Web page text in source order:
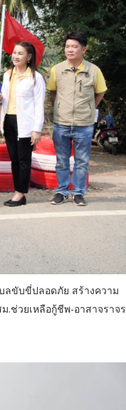
ลขับขี่ปลอดภัย สร้างความ
.ช่วยเหลือกู้ชีพ-อาสาจราจร